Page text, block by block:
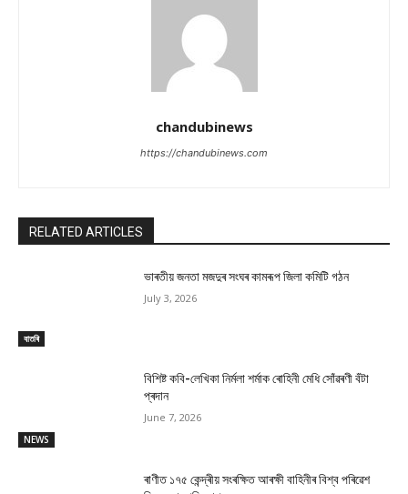
chandubinews
https://chandubinews.com
RELATED ARTICLES
বাতৰি
ভাৰতীয় জনতা মজদুৰ সংঘৰ কামৰূপ জিলা কমিটি গঠন
July 3, 2026
NEWS
বিশিষ্ট কবি-লেখিকা নিৰ্মলা শৰ্মাক ৰোহিনী মেধি সোঁৱৰণী বঁটা
প্ৰদান
June 7, 2026
ৰাণীত ১৭৫ কেন্দ্ৰীয় সংৰক্ষিত আৰক্ষী বাহিনীৰ বিশ্ব পৰিৱেশ